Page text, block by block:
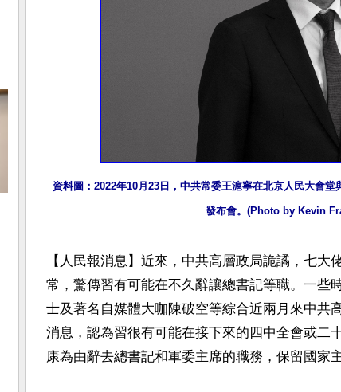
資料圖：2022年10月23日，中共常委王滬寧在北京人民大會
發布會。(Photo by Kevin
【人民報消息】近來，中共高層政局詭譎，七大
常，驚傳習有可能在不久辭讓總書記等職。一些
士及著名自媒體大咖陳破空等綜合近兩月來中共
消息，認為習很有可能在接下來的四中全會或二
康為由辭去總書記和軍委主席的職務，保留國家